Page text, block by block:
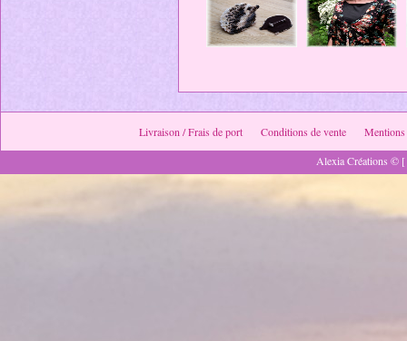
Livraison / Frais de port Conditions de vente
Mentions
Alexia Créations ©